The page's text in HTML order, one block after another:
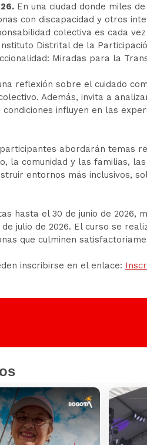
En una ciudad donde miles
con discapacidad y otros
colectiva es cada
Distrital de la
Miradas para la
reflexión sobre el cuidado
Además, invita a
influyen en las
abordarán temas
la comunidad y las familias,
entornos más inclusivos,
hasta el 30 de junio de 2026,
julio de 2026. El curso se
que culminen
inscribirse en el enlace: